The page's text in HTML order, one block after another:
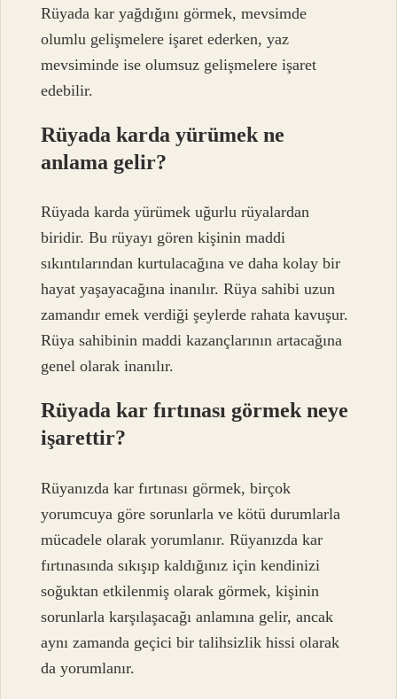
Rüyada kar yağdığını görmek, mevsimde
olumlu gelişmelere işaret ederken, yaz
mevsiminde ise olumsuz gelişmelere işaret
edebilir.
Rüyada karda yürümek ne
anlama gelir?
Rüyada karda yürümek uğurlu rüyalardan
biridir. Bu rüyayı gören kişinin maddi
sıkıntılarından kurtulacağına ve daha kolay bir
hayat yaşayacağına inanılır. Rüya sahibi uzun
zamandır emek verdiği şeylerde rahata kavuşur.
Rüya sahibinin maddi kazançlarının artacağına
genel olarak inanılır.
Rüyada kar fırtınası görmek neye
işarettir?
Rüyanızda kar fırtınası görmek, birçok
yorumcuya göre sorunlarla ve kötü durumlarla
mücadele olarak yorumlanır. Rüyanızda kar
fırtınasında sıkışıp kaldığınız için kendinizi
soğuktan etkilenmiş olarak görmek, kişinin
sorunlarla karşılaşacağı anlamına gelir, ancak
aynı zamanda geçici bir talihsizlik hissi olarak
da yorumlanır.